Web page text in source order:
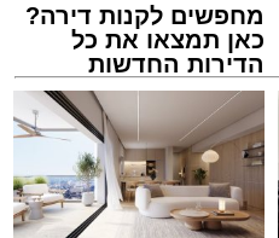
מחפשים לקנות דירה?
כאן תמצאו את כל
הדירות החדשות
למכירה באשדוד >>>